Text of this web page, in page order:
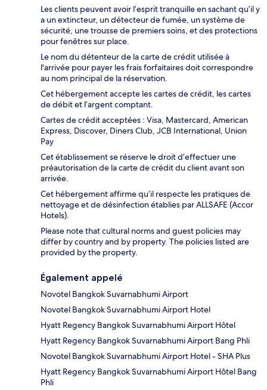
Les clients peuvent avoir l’esprit tranquille en sachant qu’il y
a un extincteur, un détecteur de fumée, un système de
sécurité, une trousse de premiers soins, et des protections
pour fenêtres sur place.
Le nom du détenteur de la carte de crédit utilisée à
l'arrivée pour payer les frais forfaitaires doit correspondre
au nom principal de la réservation.
Cet hébergement accepte les cartes de crédit, les cartes
de débit et l’argent comptant.
Cartes de crédit acceptées : Visa, Mastercard, American
Express, Discover, Diners Club, JCB International, Union
Pay
Cet établissement se réserve le droit d’effectuer une
préautorisation de la carte de crédit du client avant son
arrivée.
Cet hébergement affirme qu’il respecte les pratiques de
nettoyage et de désinfection établies par ALLSAFE (Accor
Hotels).
Please note that cultural norms and guest policies may
differ by country and by property. The policies listed are
provided by the property.
Également appelé
Novotel Bangkok Suvarnabhumi Airport
Novotel Bangkok Suvarnabhumi Airport Hotel
Hyatt Regency Bangkok Suvarnabhumi Airport Hôtel
Hyatt Regency Bangkok Suvarnabhumi Airport Bang Phli
Novotel Bangkok Suvarnabhumi Airport Hotel - SHA Plus
Hyatt Regency Bangkok Suvarnabhumi Airport Hôtel Bang
Phli